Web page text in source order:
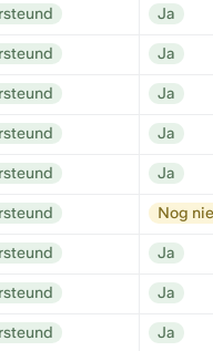
Ja
Ja
Ja
Ja
Ja
Nog
Ja
Ja
Ja